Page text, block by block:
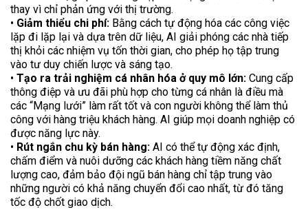
thay vì chỉ phản ứng với thị trường.
• Giảm thiểu chi phí: Bằng cách tự động hóa các công việc
lặp đi lặp lại và dựa trên dữ liệu, AI giải phóng các nhà tiếp
thị khỏi các nhiệm vụ tốn thời gian, cho phép họ tập trung
vào tư duy chiến lược và sáng tạo.
• Tạo ra trải nghiệm cá nhân hóa ở quy mô lớn: Cung cấp
thông điệp và ưu đãi phù hợp cho từng cá nhân là điều mà
các “Mạng lưới” làm rất tốt và con người không thể làm thủ
công với hàng triệu khách hàng. AI giúp mọi doanh nghiệp có
được năng lực này.
• Rút ngắn chu kỳ bán hàng: AI có thể tự động xác định,
chấm điểm và nuôi dưỡng các khách hàng tiềm năng chất
lượng cao, đảm bảo đội ngũ bán hàng chỉ tập trung vào
những người có khả năng chuyển đổi cao nhất, từ đó tăng
tốc độ chốt giao dịch.